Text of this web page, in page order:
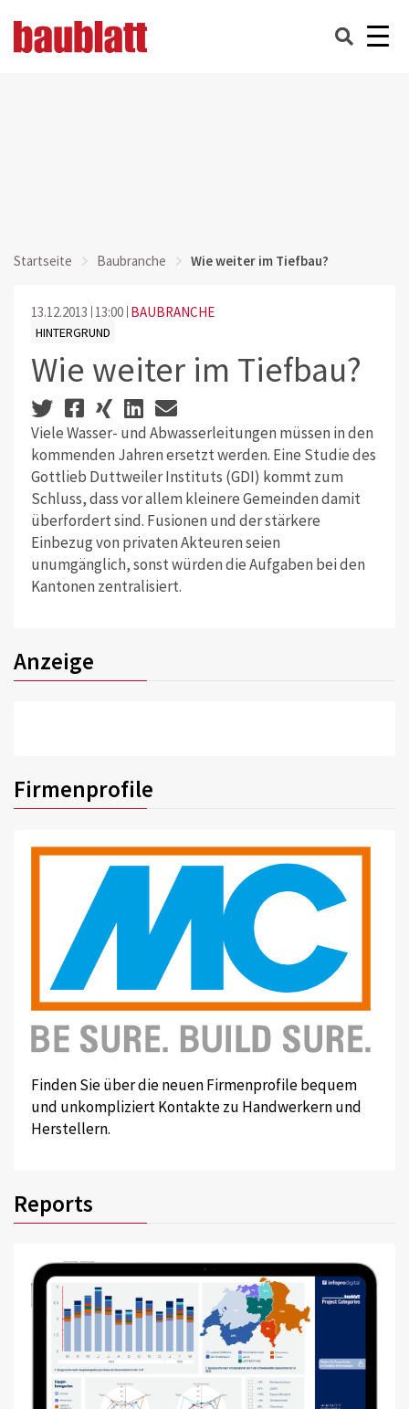
Startseite Baubranche Wie weiter im Tiefbau?
13.12.2013 13:00 BAUBRANCHE
HINTERGRUND
Wie weiter im Tiefbau?
Viele Wasser- und Abwasserleitungen müssen in den
kommenden Jahren ersetzt werden. Eine Studie des
Gottlieb Duttweiler Instituts (GDI) kommt zum
Schluss, dass vor allem kleinere Gemeinden damit
überfordert sind. Fusionen und der stärkere
Einbezug von privaten Akteuren seien
unumgänglich, sonst würden die Aufgaben bei den
Kantonen zentralisiert.
Anzeige
Firmenprofile
Finden Sie über die neuen Firmenprofile bequem
und unkompliziert Kontakte zu Handwerkern und
Herstellern.
Reports